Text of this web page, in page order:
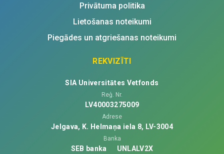
Privātuma politika
Lietošanas noteikumi
Piegādes un atgriešanas noteikumi
REKVIZĪTI
SIA Universitātes Vetfonds
Reģ. Nr.
LV40003275009
Adrese
Jelgava, K. Helmaņa iela 8, LV-3004
Banka
SEB banka
UNLALV2X